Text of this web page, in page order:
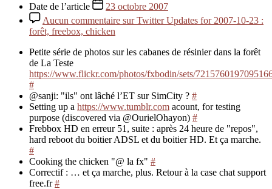
Date de l’article
23 octobre 2007
Aucun commentaire sur Twitter Updates for 2007-10-23 :
forêt, freebox, chicken
Petite série de photos sur les cabanes de résinier dans la forêt
de La Teste
https://www.flickr.com/photos/fxbodin/sets/
#
@sanji: "ils" ont lâché l’ET sur SimCity ? #
Setting up a https://www.tumblr.com acount, for testing
purpose (discovered via @OurielOhayon) #
Frebbox HD en erreur 51, suite : après 24 heure de "repos",
hard reboot du boitier ADSL et du boitier HD. Et ça marche.
#
Cooking the chicken "@ la fx" #
Correctif : … et ça marche, plus. Retour à la case chat support
free.fr#